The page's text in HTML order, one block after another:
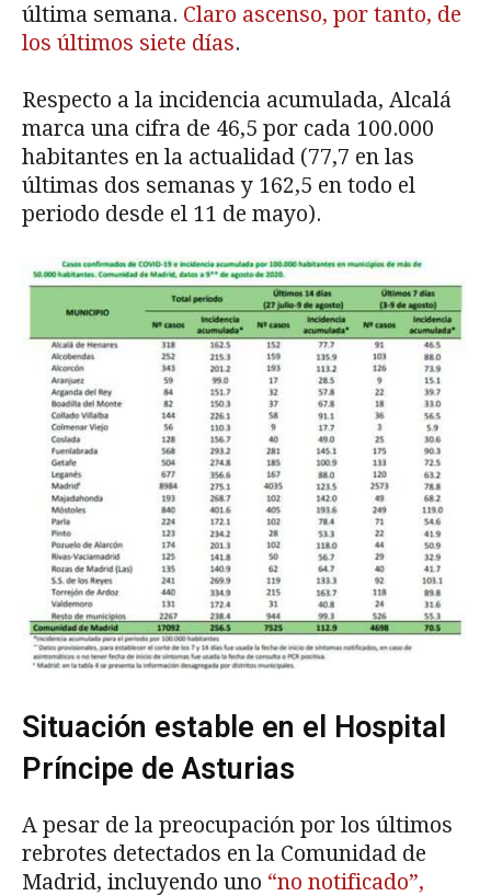
última semana. Claro ascenso, por tanto, de
los últimos siete días.
Respecto a la incidencia acumulada, Alcalá
marca una cifra de 46,5 por cada 100.000
habitantes en la actualidad (77,7 en las
últimas dos semanas y 162,5 en todo el
periodo desde el 11 de mayo).
Situación estable en el Hospital
Príncipe de Asturias
A pesar de la preocupación por los últimos
rebrotes detectados en la Comunidad de
Madrid, incluyendo uno “no notificado”,